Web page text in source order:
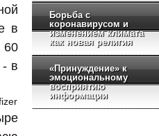
в
60
- в
Борьба с
коронавирусом и
изменением климата
как новая религия
«Принуждение» к
эмоциональному
восприятию
информации